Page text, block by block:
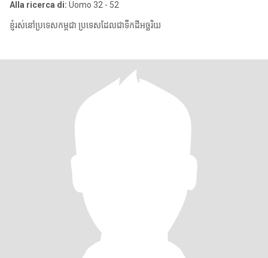
Alla ricerca di: Uomo 32 - 52
ខ្ញុំរស់នៅប្រទេសកម្ពុជា ប្រទេសដែលជាទឹកដីអច្ឆរិយ